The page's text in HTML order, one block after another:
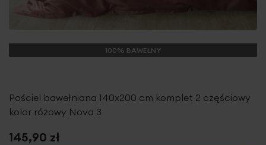
100% BAWEŁNY
Pościel bawełniana 140x200 cm komplet 2 częściowy
kolor różowy Nova 3
145,90 zł